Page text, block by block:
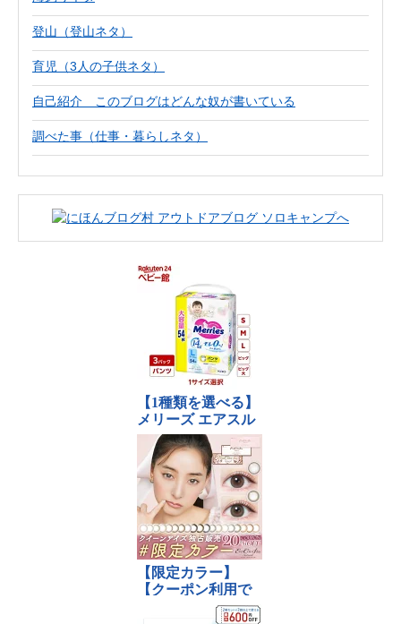
登山（登山ネタ）
育児（3人の子供ネタ）
自己紹介 このブログはどんな奴が書いている
調べた事（仕事・暮らしネタ）